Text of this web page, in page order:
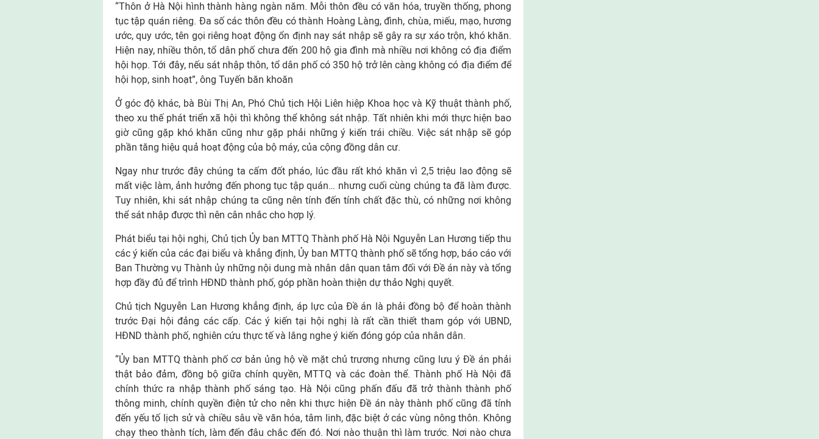
“Thôn ở Hà Nội hình thành hàng ngàn năm. Mỗi thôn đều có văn hóa, truyền thống, phong
tục tập quán riêng. Đa số các thôn đều có thành Hoàng Làng, đình, chùa, miếu, mạo, hương
ước, quy ước, tên gọi riêng hoạt động ổn định nay sát nhập sẽ gây ra sự xáo trộn, khó khăn.
Hiện nay, nhiều thôn, tổ dân phố chưa đến 200 hộ gia đình mà nhiều nơi không có địa điểm
hội họp. Tới đây, nếu sát nhập thôn, tổ dân phố có 350 hộ trở lên càng không có địa điểm để
hội họp, sinh hoạt”, ông Tuyến băn khoăn
Ở góc độ khác, bà Bùi Thị An, Phó Chủ tịch Hội Liên hiệp Khoa học và Kỹ thuật thành phố,
theo xu thế phát triển xã hội thì không thể không sát nhập. Tất nhiên khi mới thực hiện bao
giờ cũng gặp khó khăn cũng như gặp phải những ý kiến trái chiều. Việc sát nhập sẽ góp
phần tăng hiệu quả hoạt động của bộ máy, của cộng đồng dân cư.
Ngay như trước đây chúng ta cấm đốt pháo, lúc đầu rất khó khăn vì 2,5 triệu lao động sẽ
mất việc làm, ảnh hưởng đến phong tục tập quán… nhưng cuối cùng chúng ta đã làm được.
Tuy nhiên, khi sát nhập chúng ta cũng nên tính đến tính chất đặc thù, có những nơi không
thể sát nhập được thì nên cân nhắc cho hợp lý.
Phát biểu tại hội nghị, Chủ tịch Ủy ban MTTQ Thành phố Hà Nội Nguyễn Lan Hương tiếp thu
các ý kiến của các đại biểu và khẳng định, Ủy ban MTTQ thành phố sẽ tổng hợp, báo cáo với
Ban Thường vụ Thành ủy những nội dung mà nhân dân quan tâm đối với Đề án này và tổng
hợp đầy đủ để trình HĐND thành phố, góp phần hoàn thiện dự thảo Nghị quyết.
Chủ tịch Nguyễn Lan Hương khẳng định, áp lực của Đề án là phải đồng bộ để hoàn thành
trước Đại hội đảng các cấp. Các ý kiến tại hội nghị là rất cần thiết tham góp với UBND,
HĐND thành phố, nghiên cứu thực tế và lắng nghe ý kiến đóng góp của nhân dân.
“Ủy ban MTTQ thành phố cơ bản ủng hộ về mặt chủ trương nhưng cũng lưu ý Đề án phải
thật bảo đảm, đồng bộ giữa chính quyền, MTTQ và các đoàn thể. Thành phố Hà Nội đã
chính thức ra nhập thành phố sáng tạo. Hà Nội cũng phấn đấu đã trở thành thành phố
thông minh, chính quyền điện tử cho nên khi thực hiện Đề án này thành phố cũng đã tính
đến yếu tố lịch sử và chiều sâu về văn hóa, tâm linh, đặc biệt ở các vùng nông thôn. Không
chạy theo thành tích, làm đến đâu chắc đến đó. Nơi nào thuận thì làm trước. Nơi nào chưa